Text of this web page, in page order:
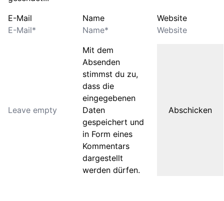
E-Mail Name Website
Mit dem
Absenden
stimmst du zu,
dass die
eingegebenen
Daten
gespeichert und
in Form eines
Kommentars
dargestellt
werden dürfen.